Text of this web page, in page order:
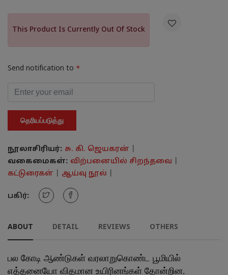
This Product Is Currently Out Of Stock
Send notification to *
தெரியப்படுத்து

நூலாசிரியர்: சு. கி. ஜெயகரன்
வகைமைகள்: விற்பனையில் சிறந்தவை
கட்டுரைகள்
ஆய்வு நூல்
பகிர்:
ABOUT DETAIL REVIEWS OTHERS
பல கோடி ஆண்டுகள் வரலாறுகொண்ட பூமியில்
எத்தனையோ விதமான உயிரினங்கள் தோன்றின.